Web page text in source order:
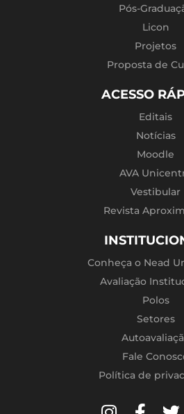
Pós-
Licon
Projetos
Proposta de
ACESSO
Editais
Notícias
Moodle
AVA
Vestibular
Revista
Conheça o Nead
Avaliação
Polos
Setores
Fale
Política de